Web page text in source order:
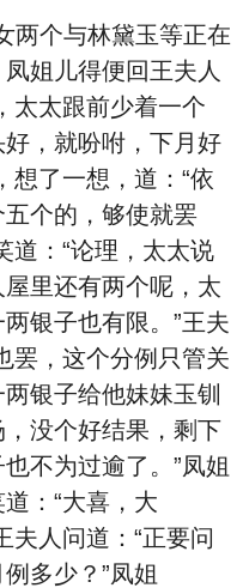
个与林黛玉等正在
姐儿得便回王夫人
太太跟前少着一个
，就吩咐，下月好
想了一想，道：“依
个的，够使就罢
道：“论理，太太说
里还有两个呢，太
银子也有限。”王夫
罢，这个分例只管关
银子给他妹妹玉钏
没个好结果，剩下
不为过逾了。”凤姐
：“大喜，大
夫人问道：“正要问
多少？”凤姐